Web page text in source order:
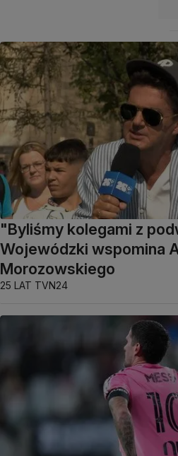
"Byliśmy kolegami z
Wojewódzki wspomina
Morozowskiego
25 LAT TVN24